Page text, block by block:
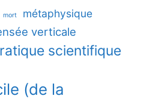
mort
métaphysique
verticale
scientifique
(de la